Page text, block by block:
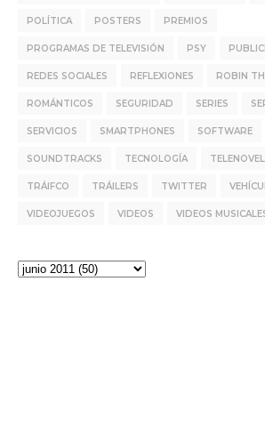
POLÍTICA POSTERS PREMIOS
PROGRAMAS DE TELEVISIÓN PSY
REDES SOCIALES REFLEXIONES ROBIN
ROMÁNTICOS SEGURIDAD SERIES
SERVICIOS SMARTPHONES SOFTWARE
SOUNDTRACKS TECNOLOGÍA
TRÁIFCO TRÁILERS TWITTER
VIDEOJUEGOS VIDEOS VIDEOS